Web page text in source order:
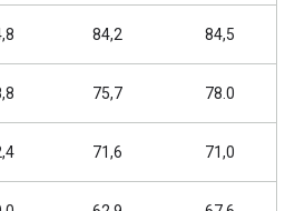
84,2 84,5
75,7 78.0
71,6 71,0